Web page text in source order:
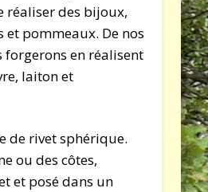
réaliser des bijoux,
et pommeaux. De nos
forgerons en réalisent
laiton et
de rivet sphérique.
ou des côtes,
et posé dans un